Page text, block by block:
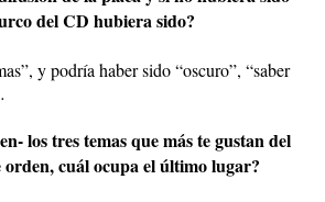
del CD hubiera sido?
y podría haber sido “oscuro”, “saber
los tres temas que más te gustan del
orden, cuál ocupa el último lugar?